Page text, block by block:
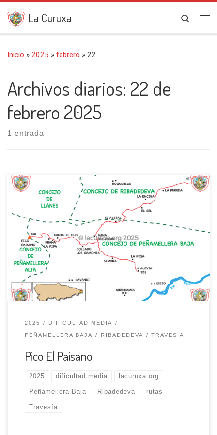
Saltar al contenido
La Curuxa
Search
Inicio » 2025 » febrero » 22
Archivos diarios: 22 de
febrero 2025
1 entrada
Iniciamos esta salida en la localidad de Alevia (328 m),
donde destaca la Torre del Reloj, la iglesia que conserva
partes de estilo gótico, la ermita de San Antonio (s. XVII)
y varias casonas antiguas (s. XV) construidas en piedra,
donde abundan los ejemplos de arquitectura indiana.
Alevia, emplazado en la ladera […]
2025 DIFICULTAD MEDIA
PEÑAMELLERA BAJA RIBADEDEVA TRAVESÍA
Pico El Paisano
2025 dificultad media lacuruxa.org
Peñamellera Baja Ribadedeva rutas
Travesía